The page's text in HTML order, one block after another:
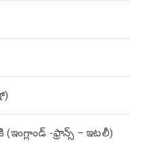
-ఫ్రాన్స్ – ఇటలీ)